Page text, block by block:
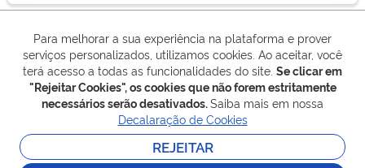
Para melhorar a sua experiência na plataforma e prover
serviços personalizados, utilizamos cookies. Ao aceitar, você
terá acesso a todas as funcionalidades do site. Se clicar em
"Rejeitar Cookies", os cookies que não forem estritamente
necessários serão desativados.Saiba mais em nossa
Decalaração de Cookies
REJEITAR